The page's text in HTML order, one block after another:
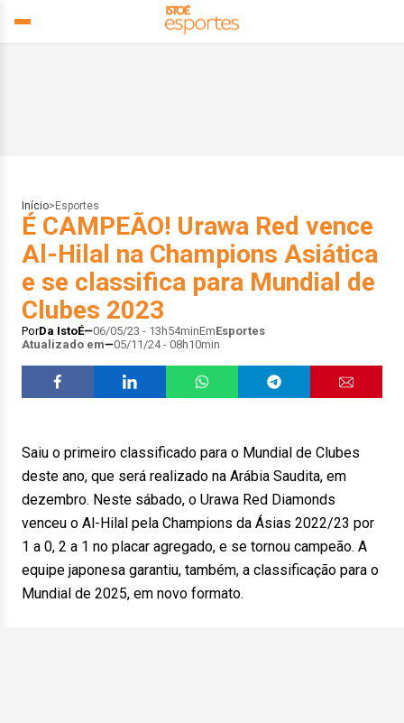
Início> Esportes
É CAMPEÃO! Urawa Red vence
Al-Hilal na Champions Asiática
e se classifica para Mundial de
Clubes 2023
PorDa IstoÉ 06/05/23 - 13h54minEmEsportes
Atualizado em
05/11/24 - 08h10min
Saiu o primeiro classificado para o Mundial de Clubes
deste ano, que será realizado na Arábia Saudita, em
dezembro. Neste sábado, o Urawa Red Diamonds
venceu o Al-Hilal pela Champions da Ásias 2022/23 por
1 a 0, 2 a 1 no placar agregado, e se tornou campeão. A
equipe japonesa garantiu, também, a classificação para o
Mundial de 2025, em novo formato.